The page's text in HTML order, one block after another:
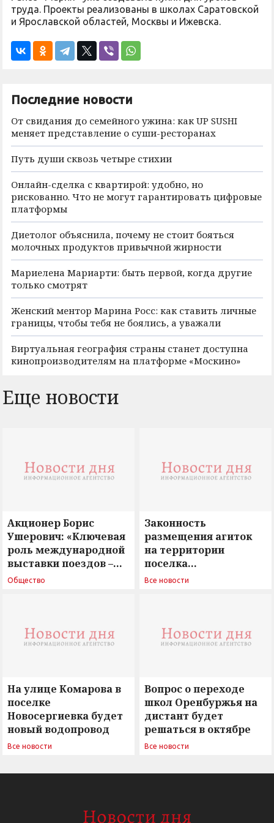
труда. Проекты реализованы в школах Саратовской
и Ярославской областей, Москвы и Ижевска.
Последние новости
От свидания до семейного ужина: как UP SUSHI
меняет представление о суши-ресторанах
Путь души сквозь четыре стихии
Онлайн-сделка с квартирой: удобно, но
рискованно. Что не могут гарантировать цифровые
платформы
Диетолог объяснила, почему не стоит бояться
молочных продуктов привычной жирности
Мариелена Мариарти: быть первой, когда другие
только смотрят
Женский ментор Марина Росс: как ставить личные
границы, чтобы тебя не боялись, а уважали
Виртуальная география страны станет доступна
кинопроизводителям на платформе «Москино»
Еще новости
Акционер Борис
Ушерович: «Ключевая
роль международной
выставки поездов –
поиск ответов на
Общество
Законность
размещения агиток
на территории
поселка
Новосергиевка
Все новости
На улице Комарова в
поселке
Новосергиевка будет
новый водопровод
Все новости
Вопрос о переходе
школ Оренбуржья на
дистант будет
решаться в октябре
Все новости